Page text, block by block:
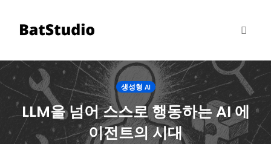
Skip
to
content
생성형 AI
LLM을 넘어 스스로 행동하는 AI 에
이전트의 시대